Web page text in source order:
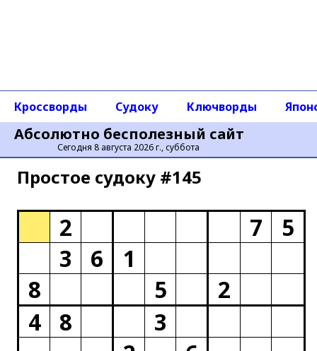
Абсолютно бесполезный сайт
Сегодня 8 августа 2026 г., суббота
Кроссворды Судоку Ключворды
Простое cудоку #145
2 7
5
3
6
1
8
5
2
4
8
3